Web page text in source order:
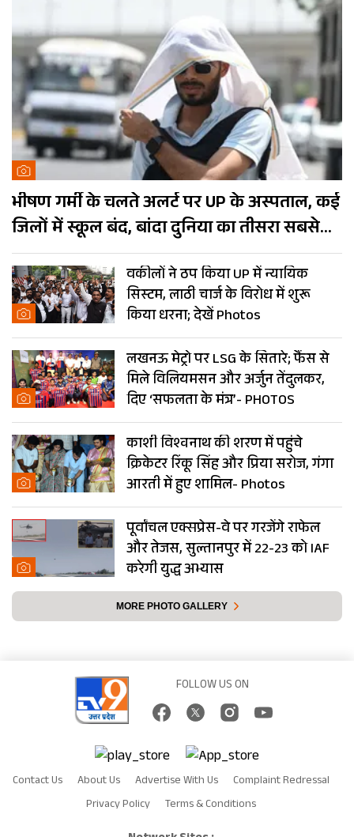
भीषण गर्मी के चलते अलर्ट पर UP के अस्पताल, कई
जिलों में स्कूल बंद, बांदा दुनिया का तीसरा सबसे
गर्म शहर
वकीलों ने ठप किया UP में न्यायिक
सिस्टम, लाठी चार्ज के विरोध में शुरू
किया धरना; देखें Photos
लखनऊ मेट्रो पर LSG के सितारे; फैंस से
मिले विलियमसन और अर्जुन तेंदुलकर,
दिए ‘सफलता के मंत्र’- PHOTOS
काशी विश्वनाथ की शरण में पहुंचे
क्रिकेटर रिंकू सिंह और प्रिया सरोज, गंगा
आरती में हुए शामिल- Photos
पूर्वांचल एक्सप्रेस-वे पर गरजेंगे राफेल
और तेजस, सुल्तानपुर में 22-23 को IAF
करेगी युद्ध अभ्यास
MORE PHOTO GALLERY
FOLLOW US ON
Contact Us About Us Advertise With Us
Complaint Redressal
Privacy Policy
Terms & Conditions